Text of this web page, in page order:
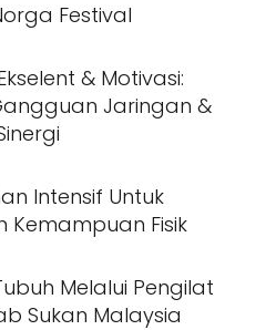
Festival
& Motivasi:
Jaringan &
Intensif Untuk
Kemampuan Fisik
Melalui Pengilat
Sukan Malaysia